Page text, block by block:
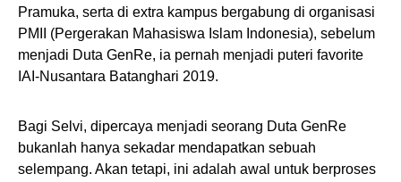
Pramuka, serta di extra kampus bergabung di organisasi
PMII (Pergerakan Mahasiswa Islam Indonesia), sebelum
menjadi Duta GenRe, ia pernah menjadi puteri favorite
IAI-Nusantara Batanghari 2019.
Bagi Selvi, dipercaya menjadi seorang Duta GenRe
bukanlah hanya sekadar mendapatkan sebuah
selempang. Akan tetapi, ini adalah awal untuk berproses